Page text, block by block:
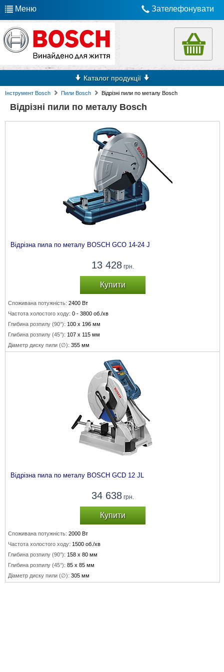
Меню Зателефонувати
Каталог продукції
Інструмент Bosch Пили Bosch Відрізні пили по металу Bosch
Відрізні пили по металу Bosch
Відрізна пила по металу BOSCH GCO 14-24 J
13 428грн.
Купити
Споживана потужність: 2400 Вт
Частота холостого ходу: 0 - 3800 об./хв
Глибина розпилу (90°): 100 x 196 мм
Глибина розпилу (45°): 107 x 115 мм
Діаметр диску пили (∅): 355 мм
Відрізна пила по металу BOSCH GCD 12 JL
34 638грн.
Купити
Споживана потужність: 2000 Вт
Частота холостого ходу: 1500 об./хв
Глибина розпилу (90°): 158 х 80 мм
Глибина розпилу (45°): 85 x 85 мм
Діаметр диску пили (∅): 305 мм